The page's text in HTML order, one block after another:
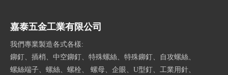
嘉泰五金工業有限公司
我們專業製造各式各樣:
鉚釘、插梢、中空鉚釘、特殊螺絲、特殊鉚釘、自攻螺絲、
螺絲端子、螺絲、螺栓、 螺母、企眼、U型釘、工業用針、